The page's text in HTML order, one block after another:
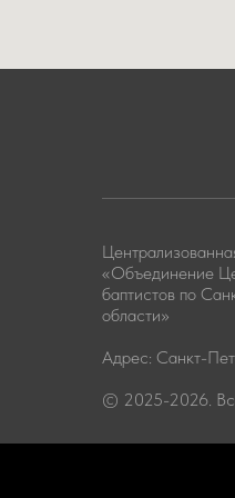
«Объединение
баптистов по
области»
Адрес: Санкт-
© 2025-2026.